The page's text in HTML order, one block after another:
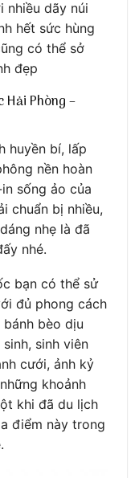
nhiều dãy núi
hết sức hùng
có thể sở
đẹp
Hải Phòng –
huyền bí, lấp
nền hoàn
sống ảo của
chuẩn bị nhiều,
nhẹ là đã
nhé.
bạn có thể sử
đủ phong cách
bèo dịu
sinh viên
cưới, ảnh kỷ
khoảnh
khi đã du lịch
điểm này trong